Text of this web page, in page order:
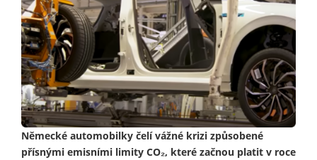
Německé automobilky čelí vážné krizi způsobené
přísnými emisními limity CO₂, které začnou platit v roce